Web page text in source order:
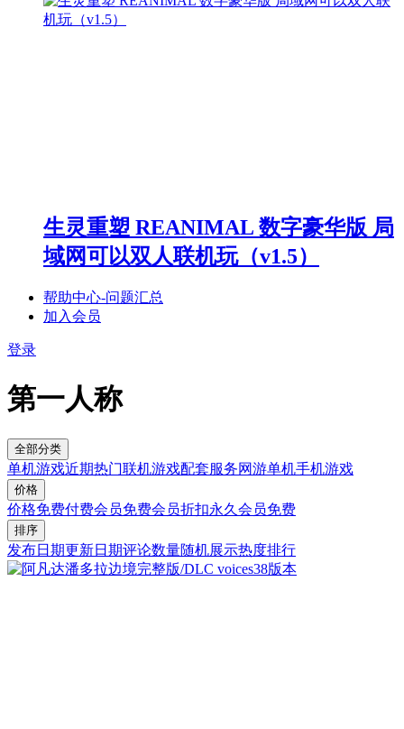
生灵重塑 REANIMAL 数字豪华版 局
域网可以双人联机玩（v1.5）
帮助中心-问题汇总
加入会员
登录
第一人称
全部分类
单机游戏近期热门联机游戏配套服务网游单机手机游戏
价格
价格免费付费会员免费会员折扣永久会员免费
排序
发布日期更新日期评论数量随机展示热度排行